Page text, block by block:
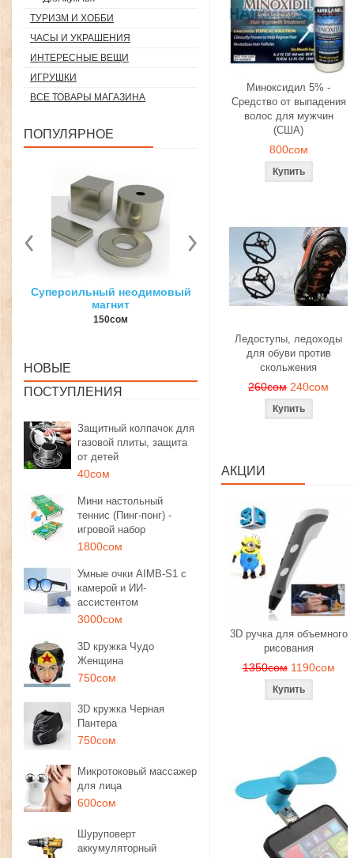
ТУРИЗМ И ХОББИ
ЧАСЫ И УКРАШЕНИЯ
ИНТЕРЕСНЫЕ ВЕЩИ
ИГРУШКИ
ВСЕ ТОВАРЫ МАГАЗИНА
ПОПУЛЯРНОЕ
3D ручка для объемного
рисования
1350сом 1190сом
Загуститель волос
27гр
НОВЫЕ
ПОСТУПЛЕНИЯ
Защитный колпачок для
газовой плиты, защита
от детей
40сом
Мини настольный
теннис (Пинг-понг) -
игровой набор
1800сом
Умные очки AIMB-S1 с
камерой и ИИ-
ассистентом
3000сом
3D кружка Чудо
Женщина
750сом
3D кружка Черная
Пантера
750сом
Микротоковый массажер
для лица
600сом
Шуруповерт
аккумуляторный
Миноксидил 5% -
Средство от выпадения
волос для мужчин
(США)
800сом
Ледоступы, ледоходы
для обуви против
скольжения
260сом 240сом
АКЦИИ
3D ручка для объемного
рисования
1350сом 1190сом